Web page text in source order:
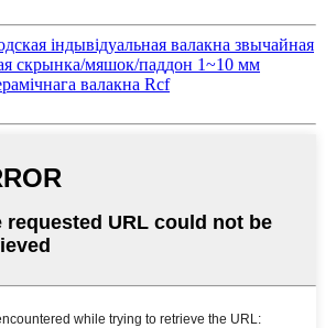
індывідуальная валакна звычайная
скрынка/мяшок/паддон 1~10 мм
валакна Rcf